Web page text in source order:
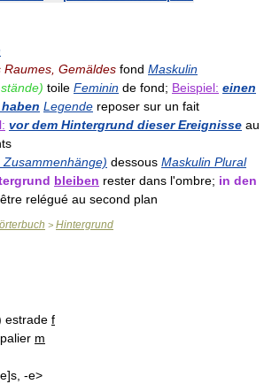
Gemäldes fond Maskulin
toile Feminin de fond; Beispiel: einen
Legende reposer sur un fait
vor dem Hintergrund dieser Ereignisse au
dessous Maskulin Plural
bleiben rester dans l'ombre; in den
être relégué au second plan
> Hintergrund
estrade f
palier m
-e>